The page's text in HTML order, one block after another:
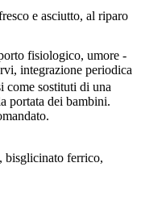
e asciutto, al riparo
fisiologico, umore -
integrazione periodica
come sostituti di una
portata dei bambini.
bisglicinato ferrico,